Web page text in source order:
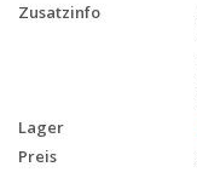
Zusatzinfo
Lager
Preis